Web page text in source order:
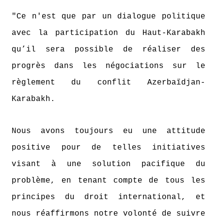
"Ce n'est que par un dialogue politique
avec la participation du Haut-Karabakh
qu’il sera possible de réaliser des
progrès dans les négociations sur le
règlement du conflit Azerbaïdjan-
Karabakh.
Nous avons toujours eu une attitude
positive pour de telles initiatives
visant à une solution pacifique du
problème, en tenant compte de tous les
principes du droit international, et
nous réaffirmons notre volonté de suivre